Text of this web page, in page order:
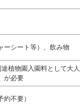
ーシート等）、飲み物
植物園入園料として大人
が必要
約不要）